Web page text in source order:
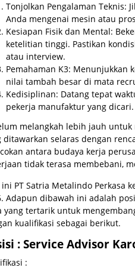
Tonjolkan Pengalaman Teknis:
Anda mengenai mesin atau
Kesiapan Fisik dan Mental:
ketelitian tinggi. Pastikan
atau interview.
Pemahaman K3: Menunjukkan
nilai tambah besar di mata
Kedisiplinan: Datang tepat
pekerja manufaktur yang dicari.
melangkah lebih jauh
ditawarkan selaras dengan
antara budaya kerja
tidak terasa membebani,
ini PT Satria Metalindo Perkasa
Adapun dibawah ini adalah
yang tertarik untuk
kualifikasi sebagai berikut.
: Service Advisor
: